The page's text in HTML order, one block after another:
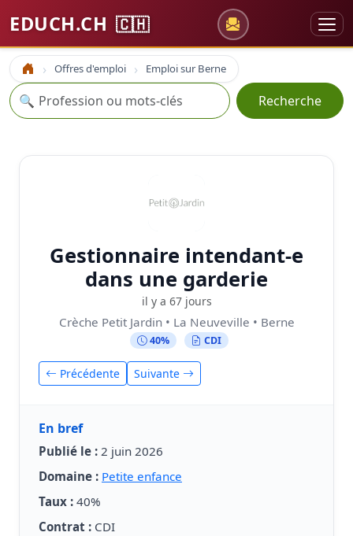
EDUCH.CH 🇨🇭
Accueil Offres d'emploi Emploi sur Berne
Recherche
🔍 Recherche
Gestionnaire intendant-e
dans une garderie
il y a 67 jours
Crèche Petit Jardin • La Neuveville • Berne
40% CDI
Précédente Suivante
En bref
Publié le : 2 juin 2026
Domaine : Petite enfance
Taux : 40%
Contrat : CDI